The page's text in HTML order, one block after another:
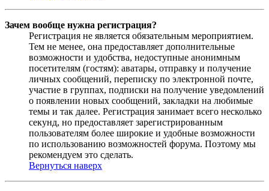
Зачем вообще нужна регистрация?
Регистрация не является обязательным мероприятием.
Тем не менее, она предоставляет дополнительные
возможности и удобства, недоступные анонимным
посетителям (гостям): аватары, отправку и получение
личных сообщений, переписку по электронной почте,
участие в группах, подписки на получение уведомлений
о появлении новых сообщений, закладки на любимые
темы и так далее. Регистрация занимает всего несколько
секунд, но предоставляет зарегистрированным
пользователям более широкие и удобные возможности
по использованию возможностей форума. Поэтому мы
рекомендуем это сделать.
Вернуться наверх